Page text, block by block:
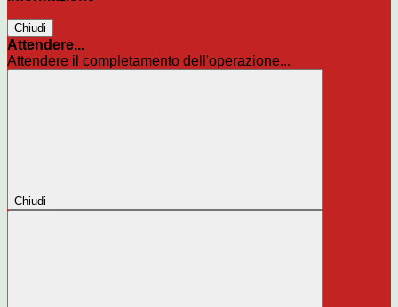
Chiudi
Attendere...
Attendere il completamento dell'operazione...
Chiudi